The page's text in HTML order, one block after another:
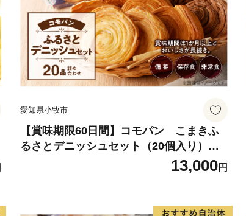
愛知県小牧市
【賞味期限60日間】コモパン こまきふ
るさとデニッシュセット（20個入り）／
災害用備蓄 保存食 非常食 防災グッズにも
13,000円